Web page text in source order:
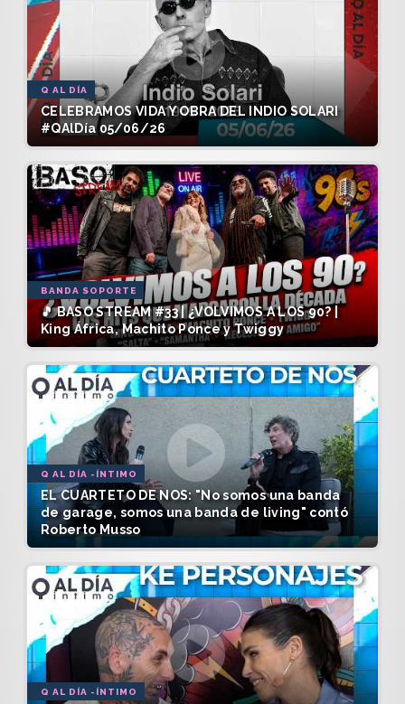
Q AL DÍA
CELEBRAMOS VIDA Y OBRA DEL INDIO SOLARI
#QAlDía 05/06/26
BANDA SOPORTE
🎵 BASO STREAM #33 | ¿VOLVIMOS A LOS 90? |
King África, Machito Ponce y Twiggy
Q AL DÍA -ÍNTIMO
EL CUARTETO DE NOS: "No somos una banda
de garage, somos una banda de living" contó
Roberto Musso
Q AL DÍA -ÍNTIMO